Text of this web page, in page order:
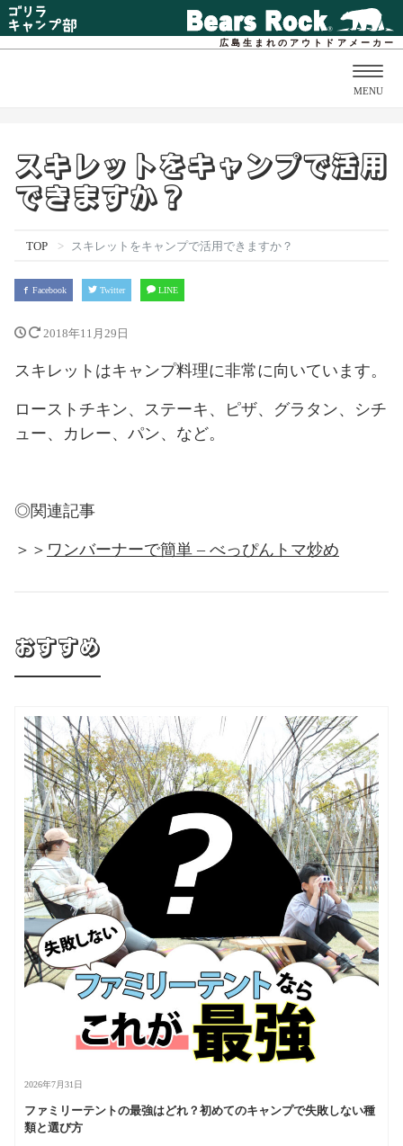
広島生まれのアウトドアメーカー
MENU
スキレットをキャンプで活用
できますか？
TOP スキレットをキャンプで活用できますか？
Facebook Twitter LINE
2018年11月29日
スキレットはキャンプ料理に非常に向いています。
ローストチキン、ステーキ、ピザ、グラタン、シチ
ュー、カレー、パン、など。
◎関連記事
＞＞ ワンバーナーで簡単 – べっぴんトマ炒め
おすすめ
2026年7月31日
ファミリーテントの最強はどれ？初めてのキャンプで失敗しない種
類と選び方